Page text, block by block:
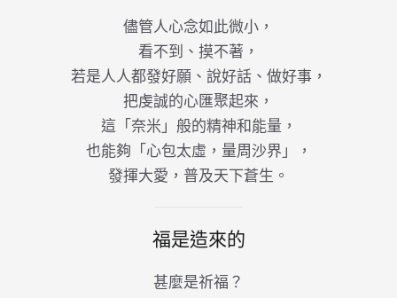
儘管人心念如此微小，
看不到、摸不著，
若是人人都發好願、說好話、做好事，
把虔誠的心匯聚起來，
這「奈米」般的精神和能量，
也能夠「心包太虛，量周沙界」，
發揮大愛，普及天下蒼生。
福是造來的
甚麼是祈福？